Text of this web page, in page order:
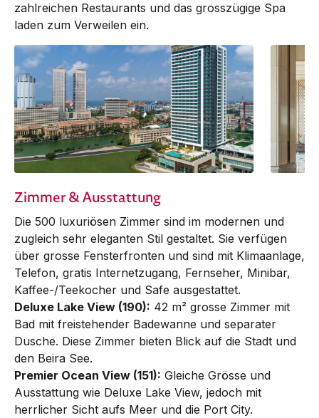
zahlreichen Restaurants und das grosszügige Spa
laden zum Verweilen ein.
Zimmer & Ausstattung
Die 500 luxuriösen Zimmer sind im modernen und
zugleich sehr eleganten Stil gestaltet. Sie verfügen
über grosse Fensterfronten und sind mit Klimaanlage,
Te­le­fon, gratis Internet­zu­­gang, Fern­­seher, Minibar,
Kaffee-/Tee­kocher und Safe ausgestattet.
Deluxe Lake View (190): 42 m² grosse Zimmer mit
Bad mit freistehender Badewanne und separater
Dusche. Diese Zimmer bieten Blick auf die Stadt und
den Beira See.
Premier Ocean View (151): Gleiche Grösse und
Ausstattung wie Deluxe Lake View, je­­doch mit
herrlicher Sicht aufs Meer und die Port City.